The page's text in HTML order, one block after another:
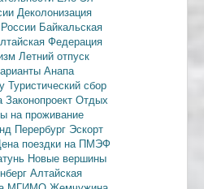
Деколонизация
Байкальская
Федерация
Летний отпуск
Анапа
Туристический сбор
Законопроект Отдых
на проживание
Перербург Эскорт
поездки на ПМЭФ
Новые вершины
Алтайская